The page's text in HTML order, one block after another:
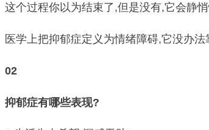
这个过程你以为结束了,但是没有,它会静
医学上把抑郁症定义为情绪障碍,它没办
02
抑郁症有哪些表现?